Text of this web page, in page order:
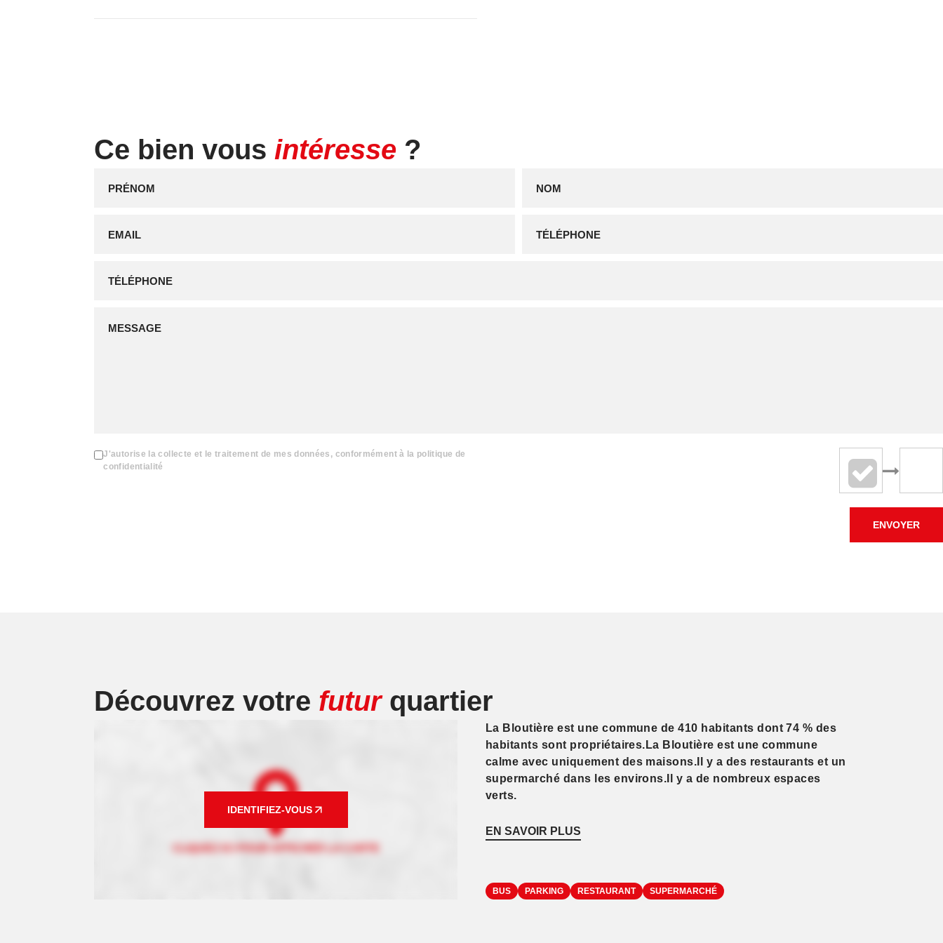
Ce bien vous intéresse ?
J'autorise la collecte et le traitement de mes données, conformément à la politique de
confidentialité
ENVOYER
Découvrez votre futurquartier
IDENTIFIEZ-VOUS
La Bloutière est une commune de 410 habitants dont 74 % des
habitants sont propriétaires.La Bloutière est une commune
calme avec uniquement des maisons.Il y a des restaurants et un
supermarché dans les environs.Il y a de nombreux espaces
verts.
EN SAVOIR PLUS
BUS PARKING RESTAURANT SUPERMARCHÉ